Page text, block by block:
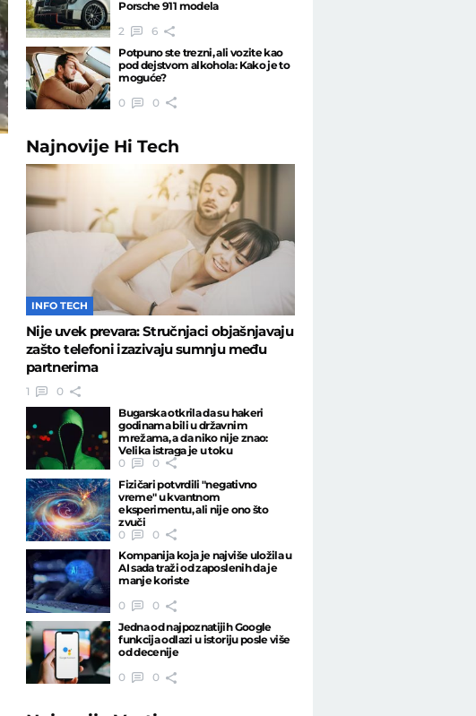
Porsche 911 modela
2
6
Potpuno ste trezni, ali vozite kao
pod dejstvom alkohola: Kako je to
moguće?
0
0
Najnovije Hi Tech
INFO TECH
Nije uvek prevara: Stručnjaci objašnjavaju
zašto telefoni izazivaju sumnju među
partnerima
1
0
Bugarska otkrila da su hakeri
godinama bili u državnim
mrežama, a da niko nije znao:
Velika istraga je u toku
0
0
Fizičari potvrdili "negativno
vreme" u kvantnom
eksperimentu, ali nije ono što
zvuči
0
0
Kompanija koja je najviše uložila u
AI sada traži od zaposlenih da je
manje koriste
0
0
Jedna od najpoznatijih Google
funkcija odlazi u istoriju posle više
od decenije
0
0